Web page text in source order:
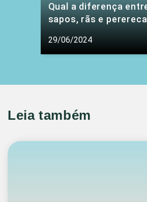
Qual a diferença
sapos, rãs e
29/06/2024
Leia também